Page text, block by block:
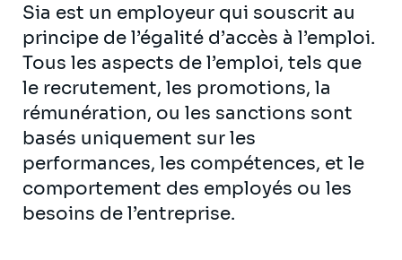
Sia est un employeur qui souscrit au
principe de l’égalité d’accès à l’emploi.
Tous les aspects de l’emploi, tels que
le recrutement, les promotions, la
rémunération, ou les sanctions sont
basés uniquement sur les
performances, les compétences, et le
comportement des employés ou les
besoins de l’entreprise.